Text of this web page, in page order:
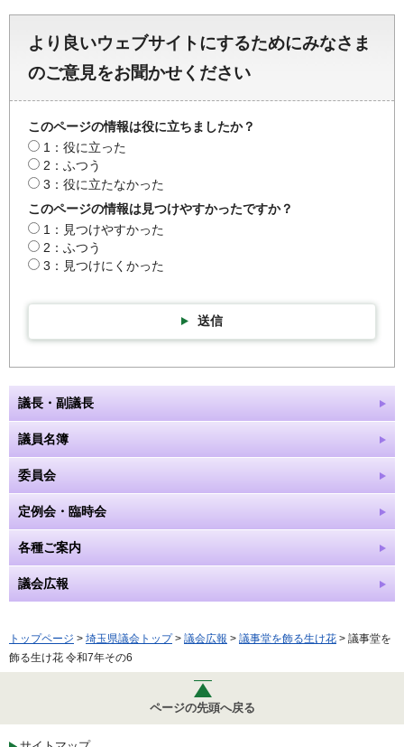
より良いウェブサイトにするためにみなさま
のご意見をお聞かせください
このページの情報は役に立ちましたか？
1：役に立った
2：ふつう
3：役に立たなかった
このページの情報は見つけやすかったですか？
1：見つけやすかった
2：ふつう
3：見つけにくかった
送信
議長・副議長
議員名簿
委員会
定例会・臨時会
各種ご案内
議会広報
トップページ > 埼玉県議会トップ> 議会広報 > 議事堂を飾る生け花 > 議事堂を
飾る生け花 令和7年その6
ページの先頭へ戻る